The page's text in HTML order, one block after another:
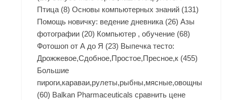
Птица (8) Основы компьютерных знаний (131)
Помощь новичку: ведение дневника (26) Азы
фотографии (20) Компьютер , обучение (68)
Фотошоп от А до Я (23) Выпечка тесто:
Дрожжевое,Сдобное,Простое,Пресное,к (455)
Большие
пироги,караваи,рулеты,рыбны,мясные,овощны
(60) Balkan Pharmaceuticals сравнить цене